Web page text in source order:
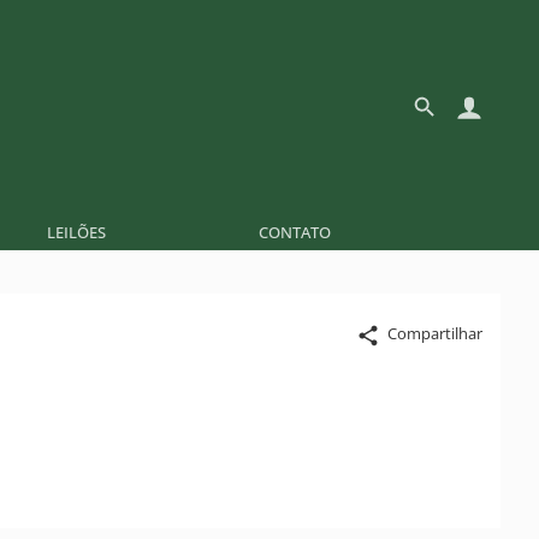
LEILÕES CONTATO
Compartilhar